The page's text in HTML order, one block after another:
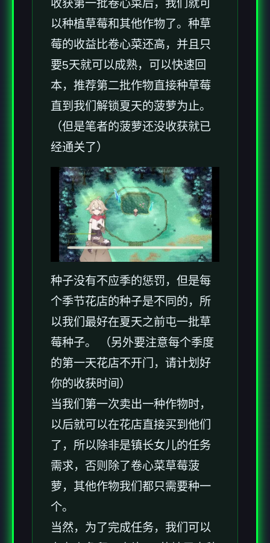
收获第一批卷心菜后，我们就可
以种植草莓和其他作物了。种草
莓的收益比卷心菜还高，并且只
要5天就可以成熟，可以快速回
本，推荐第二批作物直接种草莓
直到我们解锁夏天的菠萝为止。
（但是笔者的菠萝还没收获就已
经通关了）
种子没有不应季的惩罚，但是每
个季节花店的种子是不同的，所
以我们最好在夏天之前屯一批草
莓种子。 （另外要注意每个季度
的第一天花店不开门，请计划好
你的收获时间）
当我们第一次卖出一种作物时，
以后就可以在花店直接买到他们
了，所以除非是镇长女儿的任务
需求，否则除了卷心菜草莓菠
萝，其他作物我们都只需要种一
个。
当然，为了完成任务，我们可以